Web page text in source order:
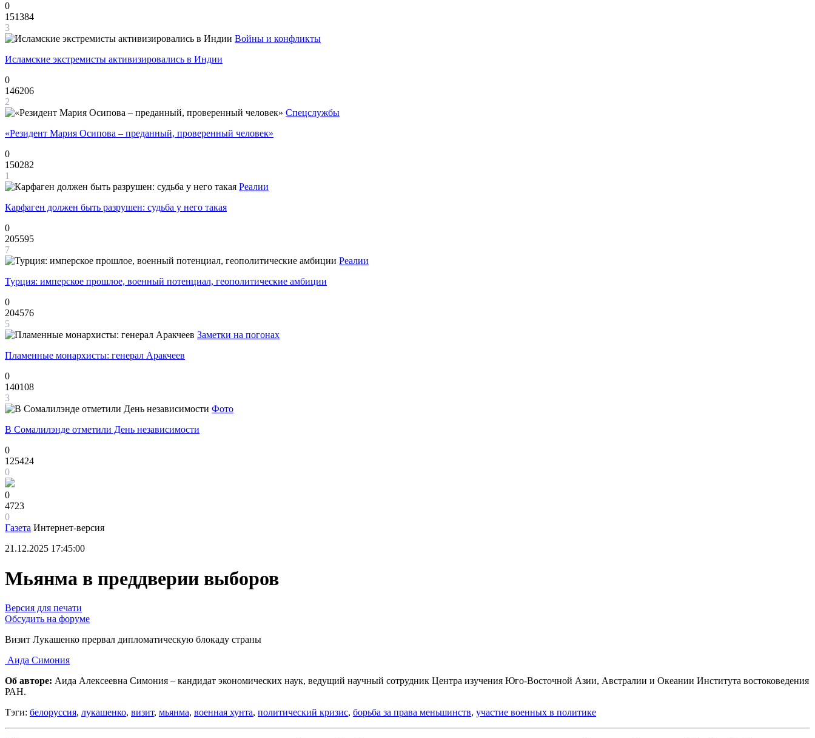
0
151384
3
Войны и конфликты
Исламские экстремисты активизировались в Индии
0
146206
2
Спецслужбы
«Резидент Мария Осипова – преданный, проверенный человек»
0
150282
1
Реалии
Карфаген должен быть разрушен: судьба у него такая
0
205595
7
Реалии
Турция: имперское прошлое, военный потенциал, геополитические амбиции
0
204576
5
Заметки на погонах
Пламенные монархисты: генерал Аракчеев
0
140108
3
Фото
В Сомалилэнде отметили День независимости
0
125424
0
0
4723
0
Газета Интернет-версия
21.12.2025 17:45:00
Мьянма в преддверии выборов
Версия для печати
Обсудить на форуме
Визит Лукашенко прервал дипломатическую блокаду страны
Аида Симония
Об авторе: Аида Алексеевна Симония – кандидат экономических наук, ведущий научный сотрудник Центра изучения Юго-Восточной Азии, Австралии и Океании Института востоковедения
РАН.
Тэги: белоруссия, лукашенко, визит, мьянма, военная хунта, политический кризис, борьба за права меньшинств, участие военных в политике